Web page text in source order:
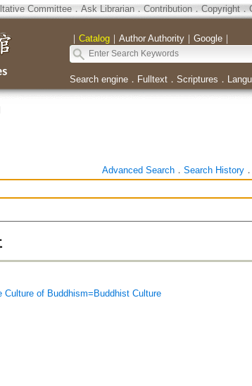
Committee． Ask Librarian． Contribution．Copyright．
｜ Catalog｜ Author Authority｜ Google｜
Search engine． Fulltext． Scriptures ．
Advanced Search． Search History．
Culture of Buddhism=Buddhist Culture